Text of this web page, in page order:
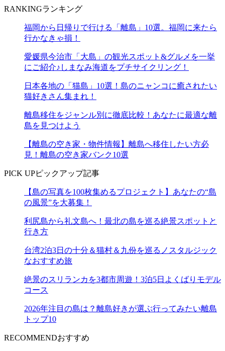
RANKINGランキング
福岡から日帰りで行ける「離島」10選。福岡に来たら
行かなきゃ損！
愛媛県今治市「大島」の観光スポット&グルメを一挙
にご紹介♪しまなみ海道をプチサイクリング！
日本各地の「猫島」10選！島のニャンコに癒されたい
猫好きさん集まれ！
離島移住をジャンル別に徹底比較！あなたに最適な離
島を見つけよう
【離島の空き家・物件情報】離島へ移住したい方必
見！離島の空き家バンク10選
PICK UPピックアップ記事
【島の写真を100枚集めるプロジェクト】あなたの“島
の風景”を大募集！
利尻島から礼文島へ！最北の島を巡る絶景スポットと
行き方
台湾2泊3日の十分＆猫村＆九份を巡るノスタルジック
なおすすめ旅
絶景のスリランカを3都市周遊！3泊5日よくばりモデル
コース
2026年注目の島は？離島好きが選ぶ行ってみたい離島
トップ10
RECOMMENDおすすめ